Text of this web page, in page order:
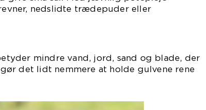
nedslidte trædepuder eller
mindre vand, jord, sand og blade, der
det lidt nemmere at holde gulvene rene